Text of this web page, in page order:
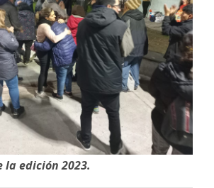
la edición 2023.